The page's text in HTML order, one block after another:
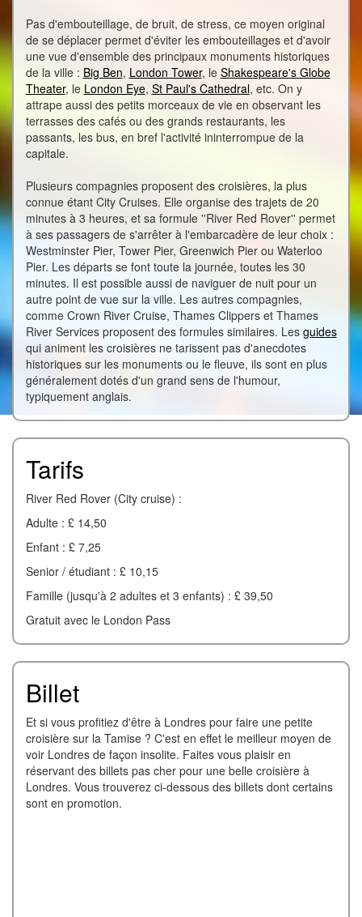
Pas d'embouteillage, de bruit, de stress, ce moyen original
de se déplacer permet d'éviter les embouteillages et d'avoir
une vue d'ensemble des principaux monuments historiques
de la ville : Big Ben, London Tower, le Shakespeare's Globe
Theater, le London Eye, St Paul's Cathedral, etc. On y
attrape aussi des petits morceaux de vie en observant les
terrasses des cafés ou des grands restaurants, les
passants, les bus, en bref l'activité ininterrompue de la
capitale.
Plusieurs compagnies proposent des croisières, la plus
connue étant City Cruises. Elle organise des trajets de 20
minutes à 3 heures, et sa formule ''River Red Rover'' permet
à ses passagers de s'arrêter à l'embarcadère de leur choix :
Westminster Pier, Tower Pier, Greenwich Pier ou Waterloo
Pier. Les départs se font toute la journée, toutes les 30
minutes. Il est possible aussi de naviguer de nuit pour un
autre point de vue sur la ville. Les autres compagnies,
comme Crown River Cruise, Thames Clippers et Thames
River Services proposent des formules similaires. Les guides
qui animent les croisières ne tarissent pas d'anecdotes
historiques sur les monuments ou le fleuve, ils sont en plus
généralement dotés d'un grand sens de l'humour,
typiquement anglais.
Tarifs
River Red Rover (City cruise) :
Adulte : £ 14,50
Enfant : £ 7,25
Senior / étudiant : £ 10,15
Famille (jusqu'à 2 adultes et 3 enfants) : £ 39,50
Gratuit avec le London Pass
Billet
Et si vous profitiez d'être à Londres pour faire une petite
croisière sur la Tamise ? C'est en effet le meilleur moyen de
voir Londres de façon insolite. Faites vous plaisir en
réservant des billets pas cher pour une belle croisière à
Londres. Vous trouverez ci-dessous des billets dont certains
sont en promotion.